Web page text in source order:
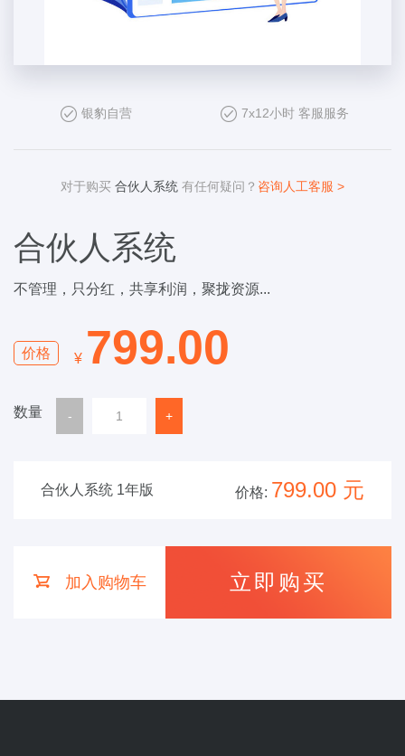
银豹自营 7x12小时 客服服务
对于购买 合伙人系统 有任何疑问？ 咨询人工客服 >
合伙人系统
不管理，只分红，共享利润，聚拢资源...
价格 ¥ 799.00
数量
合伙人系统 1年版 价格: 799.00 元
加入购物车 立即购买